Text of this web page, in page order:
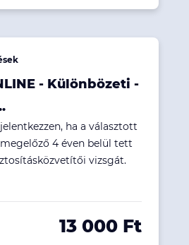
- Különbözeti -
ha a választott
4 éven belül tett
vizsgát.
13 000 Ft